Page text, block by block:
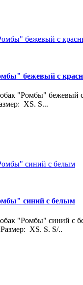
бежевый с
"Ромбы" бежевый
XS. S...
синий с белым
"Ромбы" синий с
XS. S. S/..